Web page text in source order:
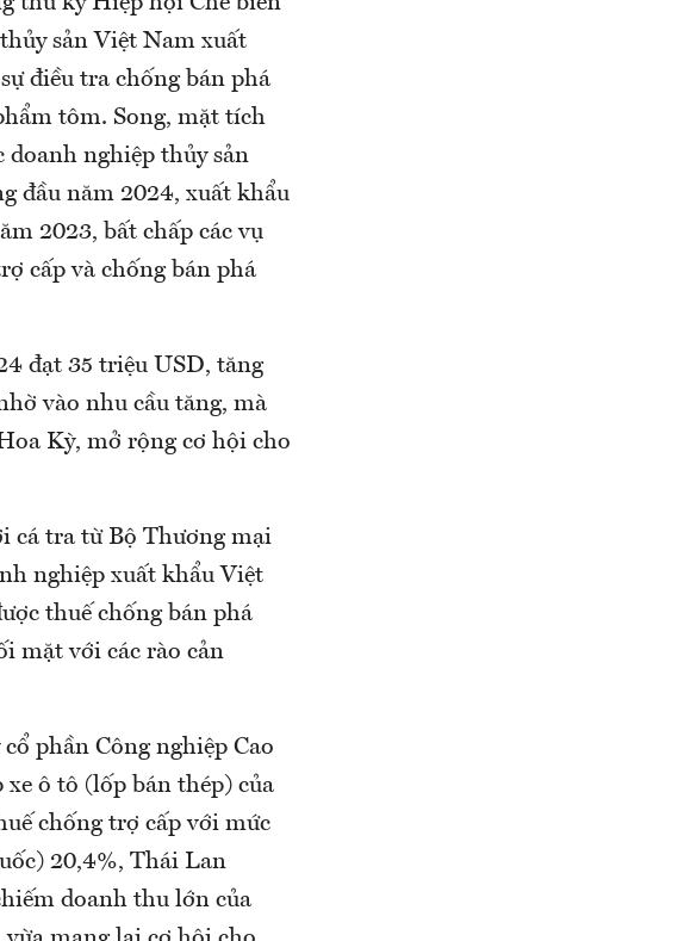
sản Việt Nam xuất
điều tra chống bán phá
tôm. Song, mặt tích
doanh nghiệp thủy sản
đầu năm 2024, xuất khẩu
2023, bất chấp các vụ
cấp và chống bán phá
đạt 35 triệu USD, tăng
vào nhu cầu tăng, mà
Kỳ, mở rộng cơ hội cho
cá tra từ Bộ Thương mại
nghiệp xuất khẩu Việt
thuế chống bán phá
mặt với các rào cản
phần Công nghiệp Cao
ô tô (lốp bán thép) của
chống trợ cấp với mức
20,4%, Thái Lan
doanh thu lớn của